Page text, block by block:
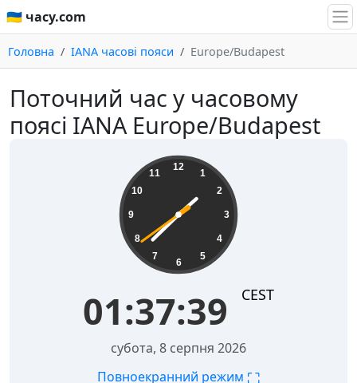
🇺🇦 часу.com
Головна IANA часові пояси Europe/Budapest
Поточний час у часовому
поясі IANA Europe/Budapest
12
1
2
3
4
5
6
7
8
9
10
11
01:37:40 CEST
субота, 8 серпня 2026
Повноекранний режим ⛶